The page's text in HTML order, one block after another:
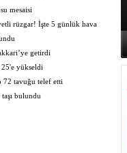
mesaisi
rüzgar! İşte 5 günlük hava
getirdi
25'e yükseldi
72 tavuğu telef etti
bulundu